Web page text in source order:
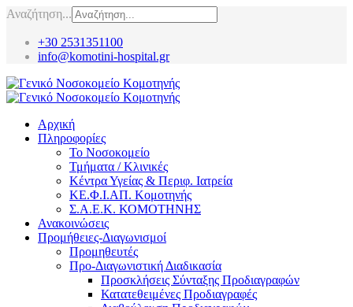
Αναζήτηση...
+30 2531351100
info@komotini-hospital.gr
Αρχική
Πληροφορίες
Το Νοσοκομείο
Τμήματα / Κλινικές
Κέντρα Υγείας & Περιφ. Ιατρεία
ΚΕ.Φ.Ι.ΑΠ. Κομοτηνής
Σ.Α.Ε.Κ. ΚΟΜΟΤΗΝΗΣ
Ανακοινώσεις
Προμήθειες-Διαγωνισμοί
Προμηθευτές
Προ-Διαγωνιστική Διαδικασία
Προσκλήσεις Σύνταξης Προδιαγραφών
Κατατεθειμένες Προδιαγραφές